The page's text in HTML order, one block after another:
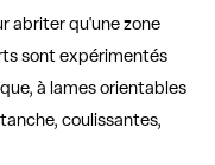
abriter qu'une zone
sont expérimentés
à lames orientables
coulissantes,